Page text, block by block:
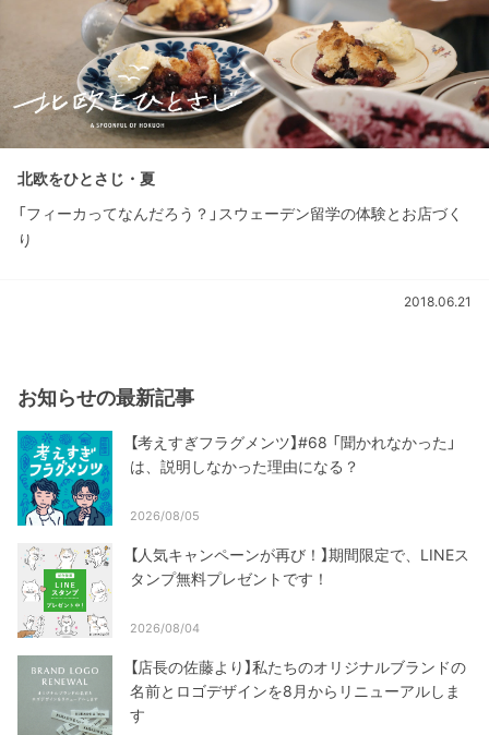
北欧をひとさじ・夏
「フィーカってなんだろう？」スウェーデン留学の体験とお店づく
り
2018.06.21
お知らせの最新記事
【考えすぎフラグメンツ】#68 「聞かれなかった」
は、説明しなかった理由になる？
2026/08/05
【人気キャンペーンが再び！】期間限定で、LINEス
タンプ無料プレゼントです！
2026/08/04
【店長の佐藤より】私たちのオリジナルブランドの
名前とロゴデザインを8月からリニューアルしま
す